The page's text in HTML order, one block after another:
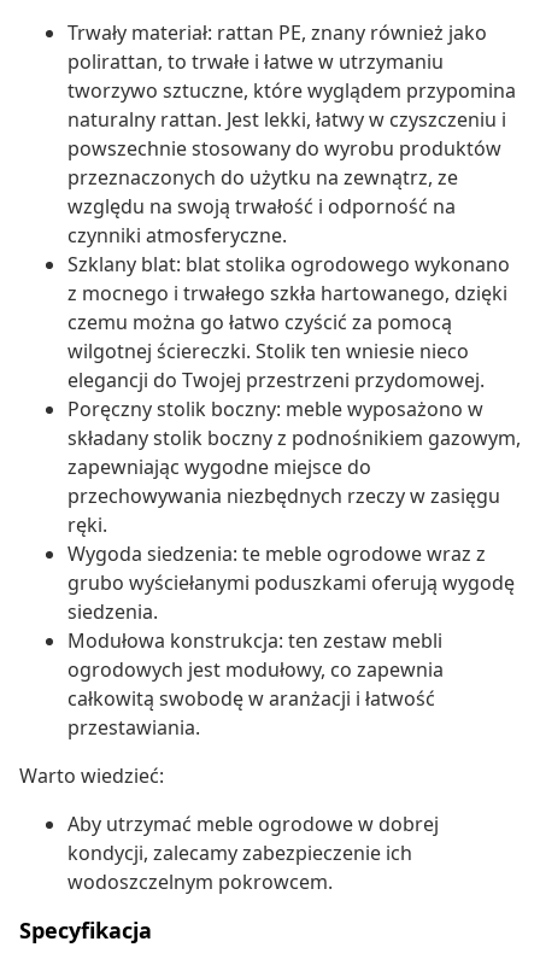
Trwały materiał: rattan PE, znany również jako
polirattan, to trwałe i łatwe w utrzymaniu
tworzywo sztuczne, które wyglądem przypomina
naturalny rattan. Jest lekki, łatwy w czyszczeniu i
powszechnie stosowany do wyrobu produktów
przeznaczonych do użytku na zewnątrz, ze
względu na swoją trwałość i odporność na
czynniki atmosferyczne.
Szklany blat: blat stolika ogrodowego wykonano
z mocnego i trwałego szkła hartowanego, dzięki
czemu można go łatwo czyścić za pomocą
wilgotnej ściereczki. Stolik ten wniesie nieco
elegancji do Twojej przestrzeni przydomowej.
Poręczny stolik boczny: meble wyposażono w
składany stolik boczny z podnośnikiem gazowym,
zapewniając wygodne miejsce do
przechowywania niezbędnych rzeczy w zasięgu
ręki.
Wygoda siedzenia: te meble ogrodowe wraz z
grubo wyściełanymi poduszkami oferują wygodę
siedzenia.
Modułowa konstrukcja: ten zestaw mebli
ogrodowych jest modułowy, co zapewnia
całkowitą swobodę w aranżacji i łatwość
przestawiania.
Warto wiedzieć:
Aby utrzymać meble ogrodowe w dobrej
kondycji, zalecamy zabezpieczenie ich
wodoszczelnym pokrowcem.
Specyfikacja